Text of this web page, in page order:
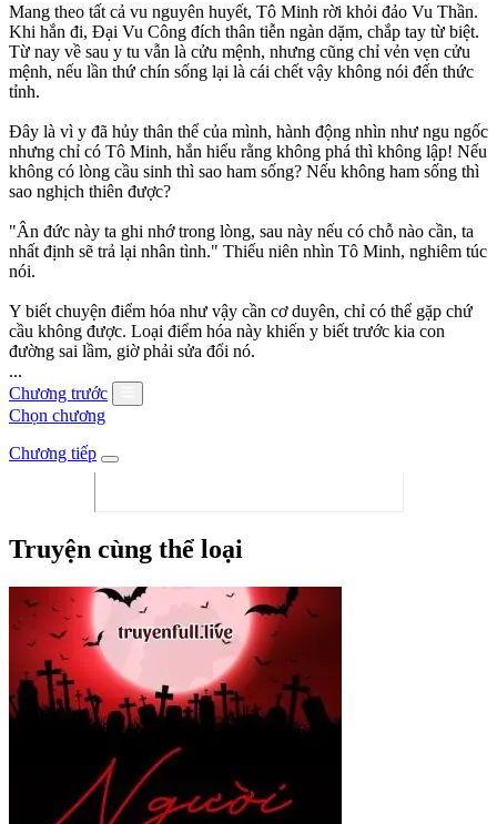
Mang theo tất cả vu nguyên huyết, Tô Minh rời khỏi đảo Vu Thần.
Khi hắn đi, Đại Vu Công đích thân tiễn ngàn dặm, chắp tay từ biệt.
Từ nay về sau y tu vẫn là cửu mệnh, nhưng cũng chỉ vẻn vẹn cửu
mệnh, nếu lần thứ chín sống lại là cái chết vậy không nói đến thức
tỉnh.
Đây là vì y đã hủy thân thể của mình, hành động nhìn như ngu ngốc
nhưng chỉ có Tô Minh, hắn hiểu rằng không phá thì không lập! Nếu
không có lòng cầu sinh thì sao ham sống? Nếu không ham sống thì
sao nghịch thiên được?
"Ân đức này ta ghi nhớ trong lòng, sau này nếu có chỗ nào cần, ta
nhất định sẽ trả lại nhân tình." Thiếu niên nhìn Tô Minh, nghiêm túc
nói.
Y biết chuyện điểm hóa như vậy cần cơ duyên, chỉ có thể gặp chứ
cầu không được. Loại điểm hóa này khiến y biết trước kia con
đường sai lầm, giờ phải sửa đổi nó.
...
Chương trước
Chọn chương
Chương tiếp
Truyện cùng thể loại